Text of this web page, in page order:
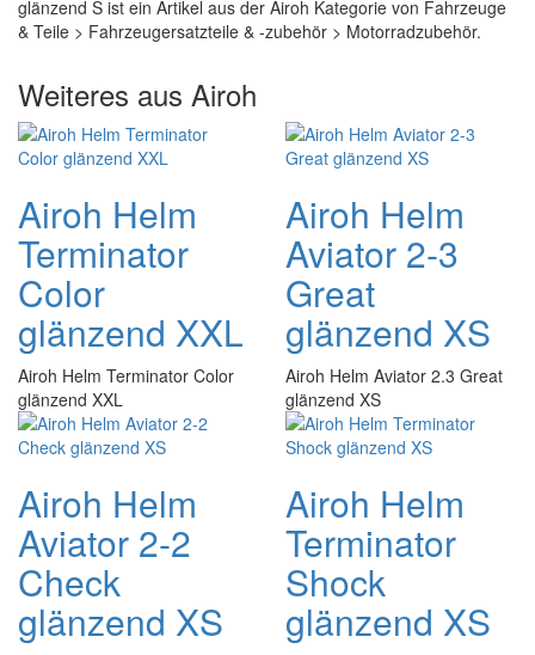
glänzend S ist ein Artikel aus der Airoh Kategorie von Fahrzeuge
& Teile > Fahrzeugersatzteile & -zubehör > Motorradzubehör.
Weiteres aus Airoh
Airoh Helm
Terminator
Color
glänzend XXL
Airoh Helm Terminator Color
glänzend XXL
Airoh Helm
Aviator 2-3
Great
glänzend XS
Airoh Helm Aviator 2.3 Great
glänzend XS
Airoh Helm
Aviator 2-2
Check
glänzend XS
Airoh Helm
Terminator
Shock
glänzend XS